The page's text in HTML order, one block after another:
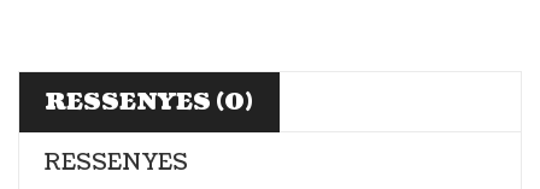
RESSENYES (0)
RESSENYES